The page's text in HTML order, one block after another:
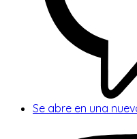
Se abre en una